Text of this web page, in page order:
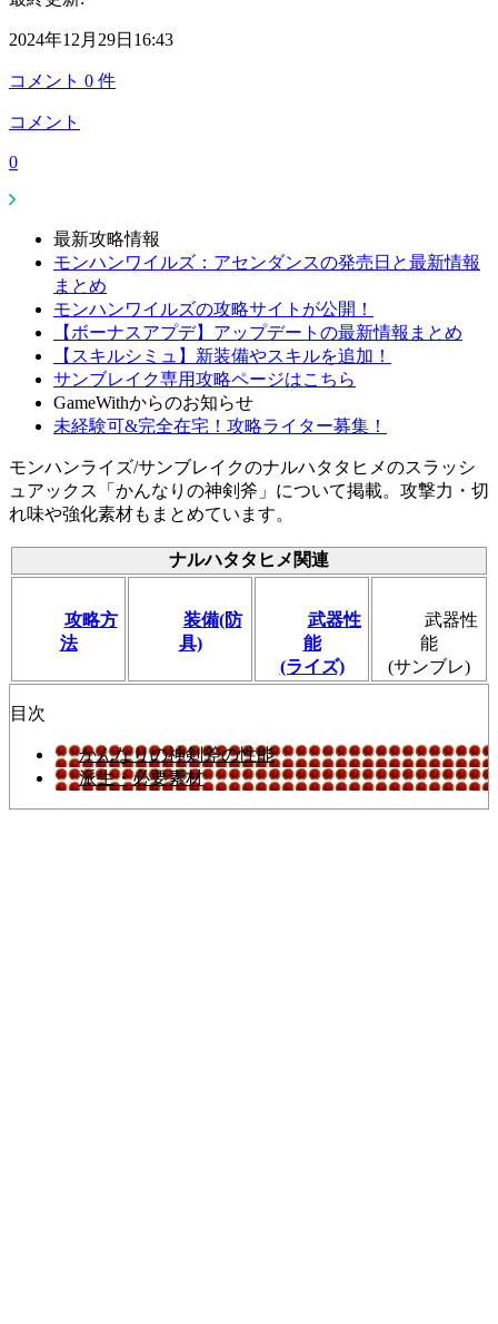
2024年12月29日16:43
コメント 0 件
コメント
0
最新攻略情報
モンハンワイルズ：アセンダンスの発売日と最新情報
まとめ
モンハンワイルズの攻略サイトが公開！
【ボーナスアプデ】アップデートの最新情報まとめ
【スキルシミュ】新装備やスキルを追加！
サンブレイク専用攻略ページはこちら
GameWithからのお知らせ
未経験可&完全在宅！攻略ライター募集！
モンハンライズ/サンブレイクのナルハタタヒメのスラッシ
ュアックス「かんなりの神剣斧」について掲載。攻撃力・切
れ味や強化素材もまとめています。
ナルハタタヒメ関連
攻略方
法
装備(防
具)
武器性
能
(ライズ)
武器性
能
(サンブレ)
目次
かんなりの神剣斧の性能
派生・必要素材